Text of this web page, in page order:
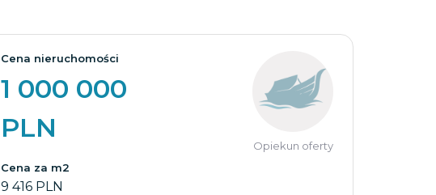
Cena nieruchomości
1 000 000
PLN
Cena za m2
9 416 PLN
Opiekun oferty